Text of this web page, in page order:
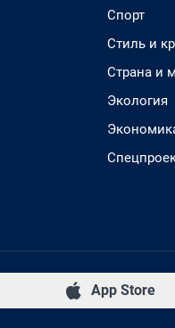
Спорт
Стиль и
Страна и
Экология
App Store